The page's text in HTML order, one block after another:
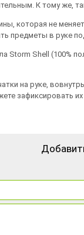
К тому же,
которая не
предметы в руке
Shell (100%
на руке,
зафиксировать